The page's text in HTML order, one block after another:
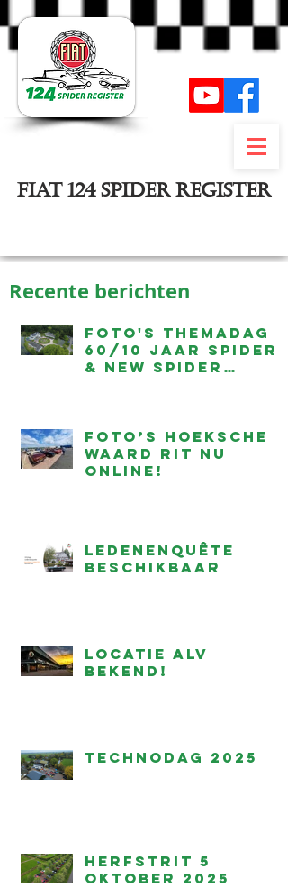
FIAT 124 SPIDER REGISTER
Recente berichten
Foto's Themadag
60/10 jaar Spider
& New Spider
Foto’s Hoeksche
Waard Rit nu
online!
Ledenenquête
beschikbaar
Locatie ALV
bekend!
Technodag 2025
Herfstrit 5
oktober 2025